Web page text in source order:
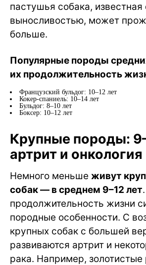
пастушья собака, известная
выносливостью, может
больше.
Популярные породы
их продолжительность
Французский бульдог: 10–12 лет
Кокер-спаниель: 10–14 лет
Бульдог: 8–10 лет
Боксер: 10–12 лет
Крупные породы:
артрит и онкология
Немного меньше живут
собак — в среднем 9–12 лет
продолжительность жизни
породные особенности. С
крупных собак с большей
развиваются артрит и
рака. Например,